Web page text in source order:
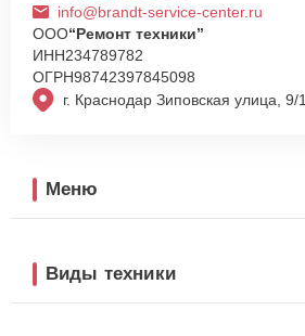
г. Краснодар Зиповская улица, 9/1
info@brandt-service-center.ru
ООО“Ремонт техники”
ИНН234789782
ОГРН98742397845098
Меню
Виды техники